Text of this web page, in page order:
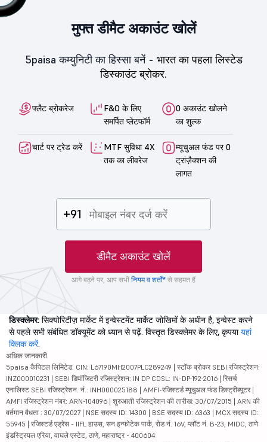
मुफ्त डीमैट अकाउंट खोलें
5paisa कम्युनिटी का हिस्सा बनें - भारत का पहला लिस्टेड
डिस्काउंट ब्रोकर.
फ्लैट ब्रोकरेज
F&O के लिए
समर्पित प्लेटफॉर्म
0 अकाउंट खोलने
का शुल्क
चार्ट पर ट्रेड करें
MTF सुविधा 4X
तक का लीवरेज
म्यूचुअल फंड पर 0
ट्रांज़ैक्शन की
लागत
+91
डीमैट अकाउंट खोलें
आगे बढ़ने पर, आप सभी नियम व शर्तों* से सहमत हैं
डिस्क्लेमर: सिक्योरिटीज़ मार्केट में इन्वेस्टमेंट मार्केट जोखिमों के अधीन है, इन्वेस्ट करने
से पहले सभी संबंधित डॉक्यूमेंट को ध्यान से पढ़ें. विस्तृत डिस्क्लेमर के लिए, कृपयायहां
क्लिक करें.
अधिक जानकारी
5paisa कैपिटल लिमिटेड. CIN: L67190MH2007PLC289249 | स्टॉक ब्रोकर SEBI रजिस्ट्रेशन:
INZ000010231 | SEBI डिपॉजिटरी रजिस्ट्रेशन: IN DP CDSL: IN-DP-192-2016 | रिसर्च
एनालिस्ट SEBI रजिस्ट्रेशन. नं.: INH000025188 | AMFI-रजिस्टर्ड म्यूचुअल फंड डिस्ट्रीब्यूटर |
AMFI रजिस्ट्रेशन नंबर: ARN-104096 | शुरुआती रजिस्ट्रेशन की तारीख: 30/07/2015 | ARN की
वर्तमान वैधता : 30/07/2027 | NSE सदस्य ID: 14300 | BSE सदस्य ID: 6363 | MCX सदस्य ID:
55945 | रजिस्टर्ड एड्रेस - IIFL हाउस, सन इन्फोटेक पार्क, रोड नं. 16V, प्लॉट नं. B-23, MIDC, ठाणे
इंडस्ट्रियल एरिया, वाघले एस्टेट, ठाणे, महाराष्ट्र - 400604